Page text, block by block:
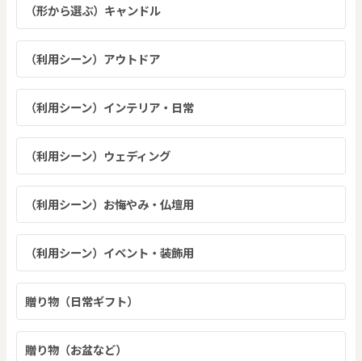
（形から選ぶ）キャンドル
（利用シーン）アウトドア
（利用シーン）インテリア・日常
（利用シーン）ウェディング
（利用シーン）お悔やみ・仏壇用
（利用シーン）イベント・装飾用
贈り物（日常ギフト）
贈り物（お盆など）